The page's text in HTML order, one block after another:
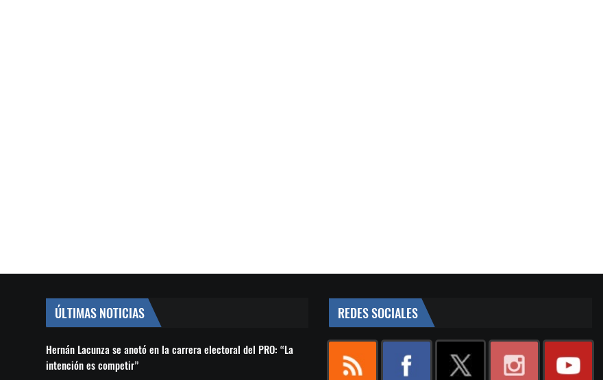
ÚLTIMAS NOTICIAS
Hernán Lacunza se anotó en la carrera electoral del PRO: “La
intención es competir”
REDES SOCIALES